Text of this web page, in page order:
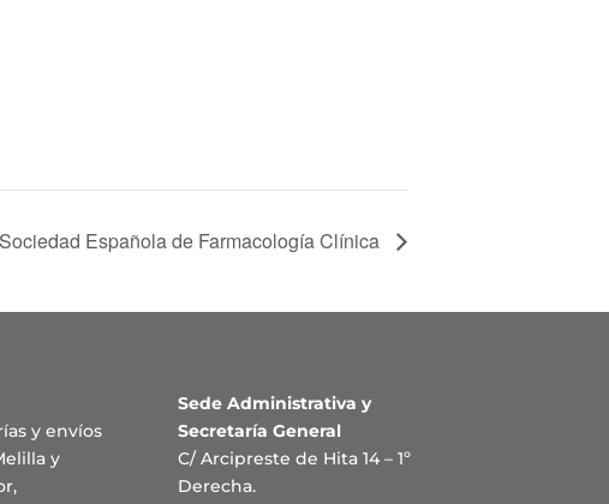
Española de Farmacología Clínica
y envíos
y
Sede Administrativa y
Secretaría General
C/ Arcipreste de Hita 14 – 1º
Derecha.